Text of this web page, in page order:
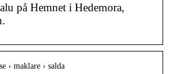
på Hemnet i Hedemora,
› maklare › salda